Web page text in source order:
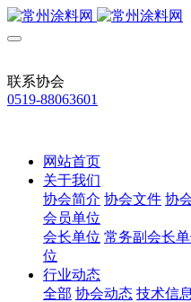
联系协会
0519-88063601
网站首页
关于我们
协会简介 协会文件 协
会员单位
会长单位 常务副会长
位
行业动态
全部 协会动态 技术信息